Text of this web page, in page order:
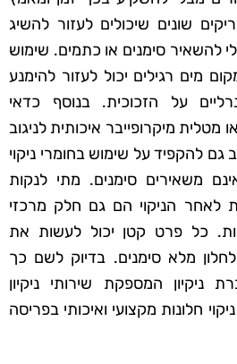
שונים שיכולים לעזור להשיג
להשאיר סימנים או כתמים. שימוש
מים רגילים יכול לעזור להימנע
על הזכוכית. בנוסף כדאי
מיקרופייבר איכותית לניגוב
להקפיד על שימוש בחומרי ניקוי
משאירים סימנים. מתי לנקות
לאחר הניקוי הם גם חלק מרכזי
כל פרט קטן יכול לעשות את
מלא סימנים. בדיוק לשם כך
ניקיון המספקת שירותי ניקיון
חלונות מקצועי ואיכותי בפריסה